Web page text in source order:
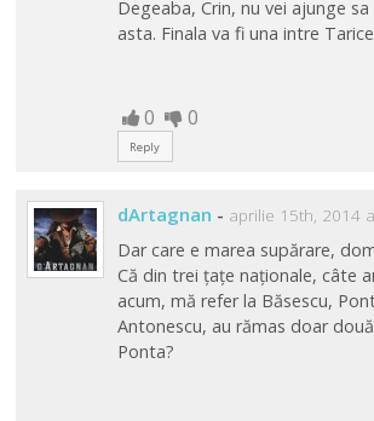
Degeaba, Crin, nu vei ajunge
asta. Finala va fi una intre
0 0
Reply
dArtagnan - aprilie 15th, 2014
Dar care e marea supărare,
Că din trei țațe naționale, câte
acum, mă refer la Băsescu,
Antonescu, au rămas doar
Ponta?